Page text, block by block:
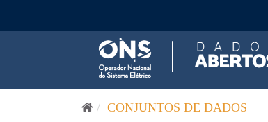
CONJUNTOS DE DADOS